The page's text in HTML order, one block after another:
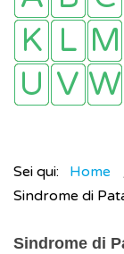
Sei qui: Home
Sindrome di
Sindrome di